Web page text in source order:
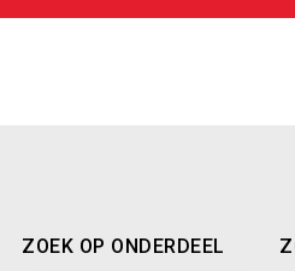
ZOEK OP ONDERDEEL